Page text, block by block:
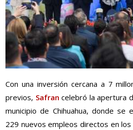
Con una inversión cercana a 7
previos, Safran celebró la apertura
municipio de Chihuahua, donde se
229 nuevos empleos directos en